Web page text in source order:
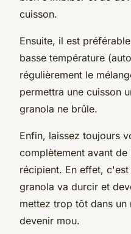
cuisson.
Ensuite, il est
basse température
régulièrement le
permettra une cuisson
granola ne brûle.
Enfin, laissez toujours
complètement avant de
récipient. En effet,
granola va durcir et
mettez trop tôt dans
devenir mou.